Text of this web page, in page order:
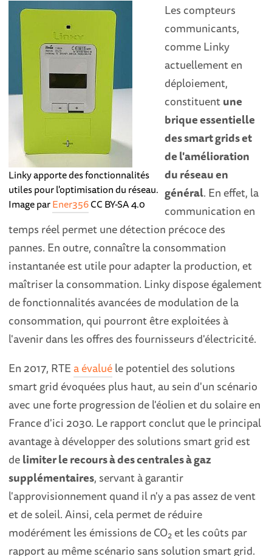
Linky apporte des fonctionnalités
utiles pour l'optimisation du réseau.
Image parEner356CC BY-SA 4.0
Les compteurs
communicants,
comme Linky
actuellement en
déploiement,
constituentune
brique essentielle
des smart grids et
de l'amélioration
du réseau en
général. En effet, la
communication en
temps réel permet une détection précoce des
pannes. En outre, connaître la consommation
instantanée est utile pour adapter la production, et
maîtriser la consommation. Linky dispose également
de fonctionnalités avancées de modulation de la
consommation, qui pourront être exploitées à
l'avenir dans les offres des fournisseurs d'électricité.
En 2017, RTEa évaluéle potentiel des solutions
smart grid évoquées plus haut, au sein d'un scénario
avec une forte progression de l'éolien et du solaire en
France d'ici 2030. Le rapport conclut que le principal
avantage à développer des solutions smart grid est
delimiter le recours à des centrales à gaz
supplémentaires, servant à garantir
l'approvisionnement quand il n'y a pas assez de vent
et de soleil. Ainsi, cela permet de réduire
modérément les émissions de CO2 et les coûts par
rapport au même scénario sans solution smart grid.